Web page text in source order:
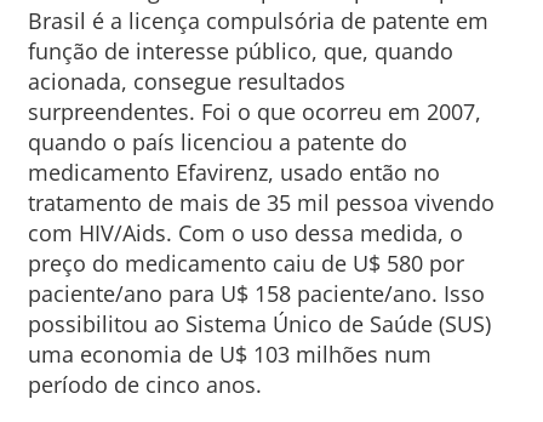
Brasil é a licença compulsória de patente em
função de interesse público, que, quando
acionada, consegue resultados
surpreendentes. Foi o que ocorreu em 2007,
quando o país licenciou a patente do
medicamento Efavirenz, usado então no
tratamento de mais de 35 mil pessoa vivendo
com HIV/Aids. Com o uso dessa medida, o
preço do medicamento caiu de U$ 580 por
paciente/ano para U$ 158 paciente/ano. Isso
possibilitou ao Sistema Único de Saúde (SUS)
uma economia de U$ 103 milhões num
período de cinco anos.